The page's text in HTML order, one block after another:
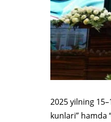
2025 yilning
kunlari” hamda